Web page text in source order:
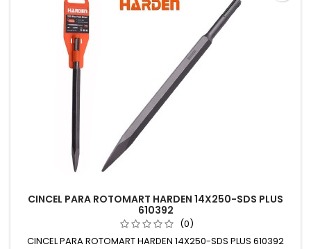
CINCEL PARA ROTOMART HARDEN 14X250-SDS PLUS
610392
(0)
CINCEL PARA ROTOMART HARDEN 14X250-SDS PLUS 610392